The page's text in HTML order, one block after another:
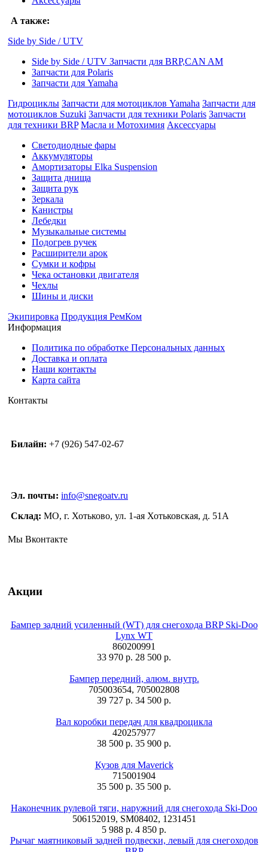
А также:
Side by Side / UTV
Side by Side / UTV Запчасти для BRP,CAN AM
Запчасти для Polaris
Запчасти для Yamaha
Гидроциклы Запчасти для мотоциклов Yamaha Запчасти для
мотоциклов Suzuki Запчасти для техники Polaris Запчасти
для техники BRP Масла и Мотохимия Аксессуары
Cветодиодные фары
Аккумуляторы
Амортизаторы Elka Suspension
Защита днища
Защита рук
Зеркала
Канистры
Лебедки
Музыкальные системы
Подогрев ручек
Расширители арок
Сумки и кофры
Чека остановки двигателя
Чехлы
Шины и диски
Экипировка Продукция РемКом
Информация
Политика по обработке Персональных данных
Доставка и оплата
Наши контакты
Карта сайта
Контакты
Билайн: +7 (926) 547-02-67
Эл. почты: info@snegoatv.ru
Склад: МО, г. Хотьково, ул. 1-ая Хотьковская, д. 51А
Мы Вконтакте
Акции
Бампер задний усиленный (WT) для снегохода BRP Ski-Doo
Lynx WT
860200991
33 970 р. 28 500 р.
Бампер передний, алюм. внутр.
705003654, 705002808
39 727 р. 34 500 р.
Вал коробки передач для квадроцикла
420257977
38 500 р. 35 900 р.
Кузов для Maverick
715001904
35 500 р. 35 500 р.
Наконечник рулевой тяги, наружний для снегохода Ski-Doo
506152019, SM08402, 1231451
5 988 р. 4 850 р.
Рычаг маятниковый задней подвески, левый для снегоходов